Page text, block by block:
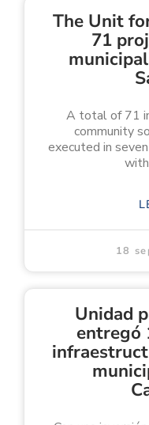
The Unit
71
A total of 71
community
executed in
18
Unidad
entregó